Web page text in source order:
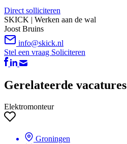
Direct solliciteren
SKICK | Werken aan de wal
Joost Bruins
info@skick.nl
Stel een vraag Soliciteren
Gerelateerde vacatures
Elektromonteur
Groningen